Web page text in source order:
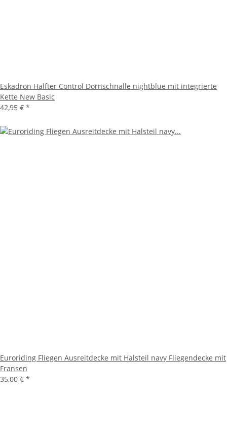
Eskadron Halfter Control Dornschnalle nightblue mit integrierte
Kette New Basic
42,95 € *
Euroriding Fliegen Ausreitdecke mit Halsteil navy Fliegendecke mit
Fransen
35,00 € *